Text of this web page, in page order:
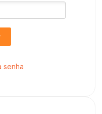
senha